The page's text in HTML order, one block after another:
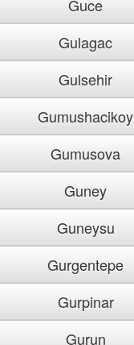
Guce
Gulagac
Gulsehir
Gumushacikoy
Gumusova
Guney
Guneysu
Gurgentepe
Gurpinar
Gurun